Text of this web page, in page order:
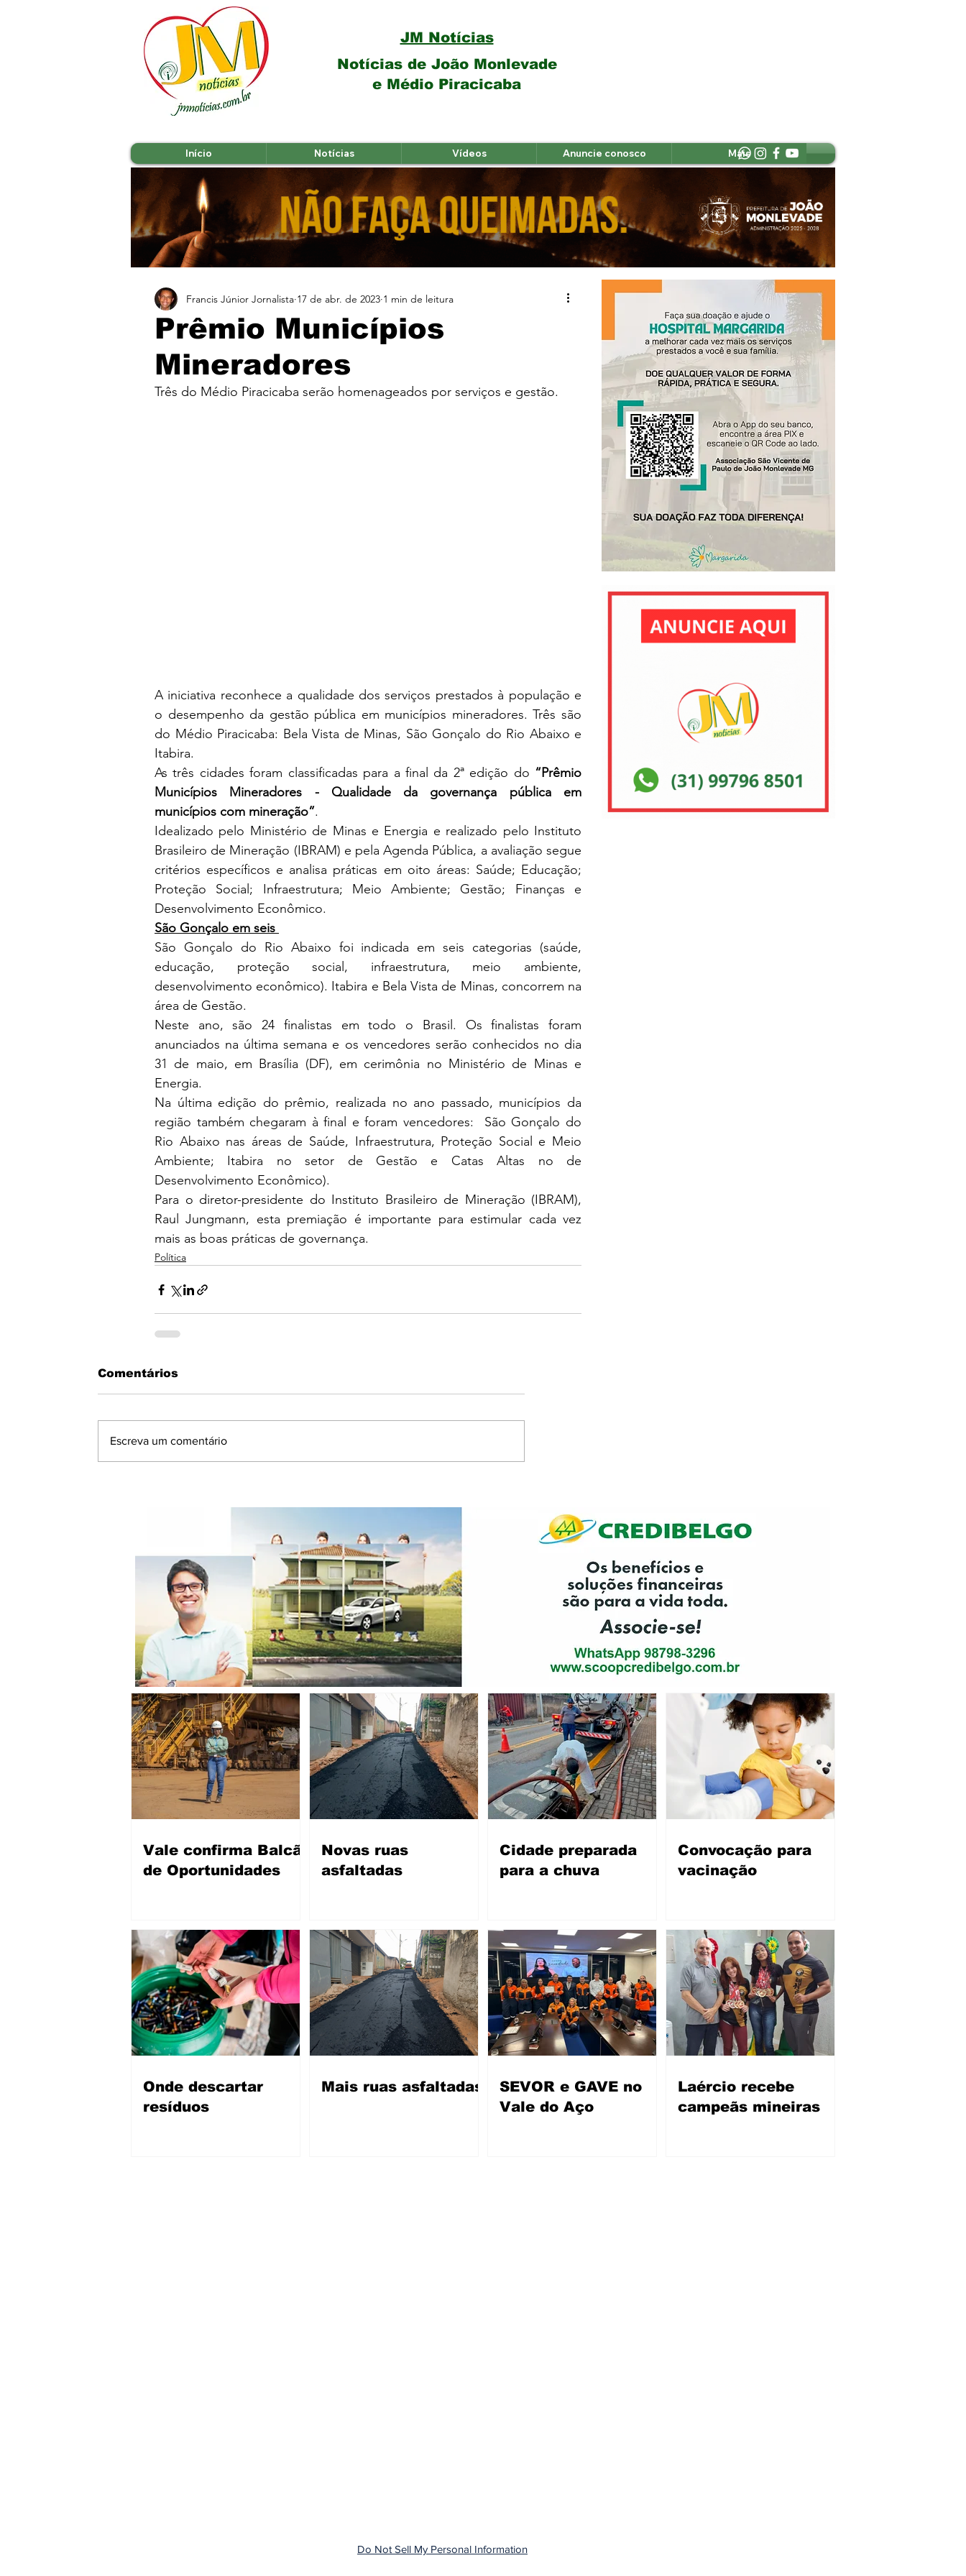
Notícias de João Monlevade
e Médio Piracicaba
JM Notícias
Início Notícias Vídeos Anuncie conosco Mais
Prêmio Municípios
Mineradores
Francis Júnior Jornalista 17 de abr. de 2023 1 min de leitura
Três do Médio Piracicaba serão homenageados por serviços e gestão.
A iniciativa reconhece a qualidade dos serviços prestados à população e
o desempenho da gestão pública em municípios mineradores. Três são
do Médio Piracicaba: Bela Vista de Minas, São Gonçalo do Rio Abaixo e
Itabira.
As três cidades foram classificadas para a final da 2ª edição do “Prêmio
Municípios Mineradores - Qualidade da governança pública em
municípios com mineração”.
Idealizado pelo Ministério de Minas e Energia e realizado pelo Instituto
Brasileiro de Mineração (IBRAM) e pela Agenda Pública, a avaliação segue
critérios específicos e analisa práticas em oito áreas: Saúde; Educação;
Proteção Social; Infraestrutura; Meio Ambiente; Gestão; Finanças e
Desenvolvimento Econômico.
São Gonçalo em seis
São Gonçalo do Rio Abaixo foi indicada em seis categorias (saúde,
educação, proteção social, infraestrutura, meio ambiente,
desenvolvimento econômico). Itabira e Bela Vista de Minas, concorrem na
área de Gestão.
Neste ano, são 24 finalistas em todo o Brasil. Os finalistas foram
anunciados na última semana e os vencedores serão conhecidos no dia
31 de maio, em Brasília (DF), em cerimônia no Ministério de Minas e
Energia.
Na última edição do prêmio, realizada no ano passado, municípios da
região também chegaram à final e foram vencedores:  São Gonçalo do
Rio Abaixo nas áreas de Saúde, Infraestrutura, Proteção Social e Meio
Ambiente; Itabira no setor de Gestão e Catas Altas no de
Desenvolvimento Econômico).
Para o diretor-presidente do Instituto Brasileiro de Mineração (IBRAM),
Raul Jungmann, esta premiação é importante para estimular cada vez
mais as boas práticas de governança.
Política
Comentários
Escreva um comentário
Vale confirma Balcão
de Oportunidades
Novas ruas
asfaltadas
Cidade preparada
para a chuva
Convocação para
vacinação
Onde descartar
resíduos
Mais ruas asfaltadas
SEVOR e GAVE no
Vale do Aço
Laércio recebe
campeãs mineiras
Do Not Sell My Personal Information